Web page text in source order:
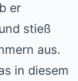
er
stieß
aus.
in diesem